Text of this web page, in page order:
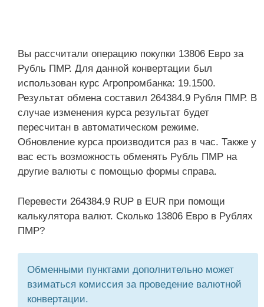
Вы рассчитали операцию покупки 13806 Евро за
Рубль ПМР. Для данной конвертации был
использован курс Агропромбанка: 19.1500.
Результат обмена составил 264384.9 Рубля ПМР. В
случае изменения курса результат будет
пересчитан в автоматическом режиме.
Обновление курса производится раз в час. Также у
вас есть возможность обменять Рубль ПМР на
другие валюты с помощью формы справа.
Перевести 264384.9 RUP в EUR при помощи
калькулятора валют. Сколько 13806 Евро в Рублях
ПМР?
Обменными пунктами дополнительно может
взиматься комиссия за проведение валютной
конвертации.